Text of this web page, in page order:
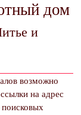
дом
и
возможно
на адрес